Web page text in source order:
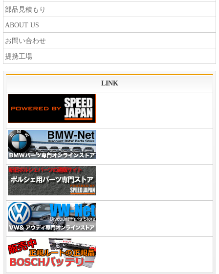
部品見積もり
ABOUT US
お問い合わせ
提携工場
LINK